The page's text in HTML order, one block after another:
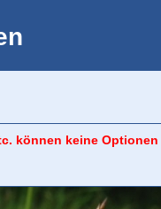
können keine